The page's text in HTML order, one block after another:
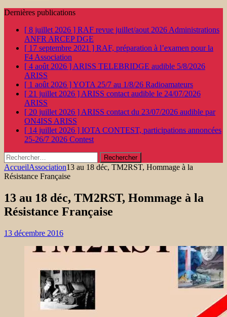
Dernières publications
[ 8 juillet 2026 ] RAF revue juillet/aout 2026 Administrations
ANFR ARCEP DGE
[ 17 septembre 2021 ] RAF, préparation à l’examen pour la
F4 Association
[ 4 août 2026 ] ARISS TELEBRIDGE audible 5/8/2026
ARISS
[ 1 août 2026 ]YOTA 25/7 au 1/8/26 Radioamateurs
[ 21 juillet 2026 ] ARISS contact audible le 24/07/2026
ARISS
[ 20 juillet 2026 ] ARISS contact du 23/07/2026 audible par
ON4ISS ARISS
[ 14 juillet 2026 ] IOTA CONTEST, participations annoncées
25-26/7 2026 Contest
Rechercher :
AccueilAssociation13 au 18 déc, TM2RST, Hommage à la
Résistance Française
13 au 18 déc, TM2RST, Hommage à la
Résistance Française
13 décembre 2016